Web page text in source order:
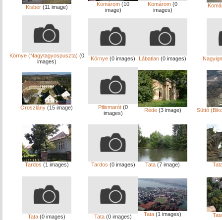
Kisbér(11 image) Komárom (10
image)
Komárom (0
images)
Környe (Nagytagyospuszta) (0
images)
Környe (0 images) Lábatlan (0 images)
Oroszlány (15 image) Pilismarót (0
images)
Réde(3 image) Süttő
Tardos (1 images) Tardos (0 images) Tata (7 image)
Tata (0 images) Tata (0 images) Tata (1 images)